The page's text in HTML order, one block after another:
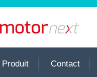
Produit Contact